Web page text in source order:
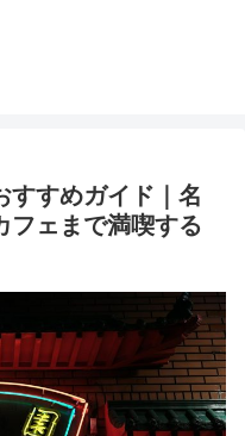
すすめガイド｜名
フェまで満喫する